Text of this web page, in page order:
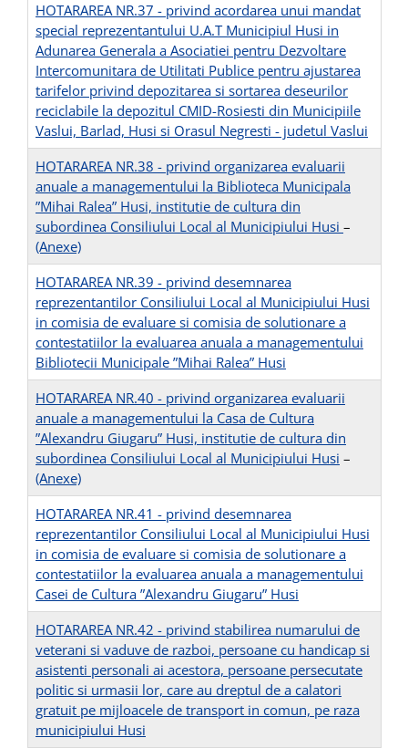
HOTARAREA NR.37 - privind acordarea unui mandat
special reprezentantului U.A.T Municipiul Husi in
Adunarea Generala a Asociatiei pentru Dezvoltare
Intercomunitara de Utilitati Publice pentru ajustarea
tarifelor privind depozitarea si sortarea deseurilor
reciclabile la depozitul CMID-Rosiesti din Municipiile
Vaslui, Barlad, Husi si Orasul Negresti - judetul Vaslui
HOTARAREA NR.38 - privind organizarea evaluarii
anuale a managementului la Biblioteca Municipala
”Mihai Ralea” Husi, institutie de cultura din
subordinea Consiliului Local al Municipiului Husi –
(Anexe)
HOTARAREA NR.39 - privind desemnarea
reprezentantilor Consiliului Local al Municipiului Husi
in comisia de evaluare si comisia de solutionare a
contestatiilor la evaluarea anuala a managementului
Bibliotecii Municipale ”Mihai Ralea” Husi
HOTARAREA NR.40 - privind organizarea evaluarii
anuale a managementului la Casa de Cultura
”Alexandru Giugaru” Husi, institutie de cultura din
subordinea Consiliului Local al Municipiului Husi –
(Anexe)
HOTARAREA NR.41 - privind desemnarea
reprezentantilor Consiliului Local al Municipiului Husi
in comisia de evaluare si comisia de solutionare a
contestatiilor la evaluarea anuala a managementului
Casei de Cultura ”Alexandru Giugaru” Husi
HOTARAREA NR.42 - privind stabilirea numarului de
veterani si vaduve de razboi, persoane cu handicap si
asistenti personali ai acestora, persoane persecutate
politic si urmasii lor, care au dreptul de a calatori
gratuit pe mijloacele de transport in comun, pe raza
municipiului Husi